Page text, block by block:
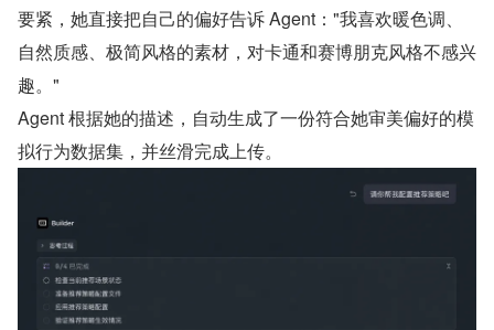
要紧，她直接把自己的偏好告诉 Agent："我喜欢暖色调、
自然质感、极简风格的素材，对卡通和赛博朋克风格不感兴
趣。"
Agent 根据她的描述，自动生成了一份符合她审美偏好的模
拟行为数据集，并丝滑完成上传。